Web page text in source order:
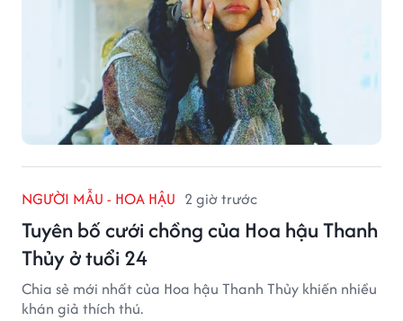
NGƯỜI MẪU - HOA HẬU 2 giờ trước
Tuyên bố cưới chồng của Hoa hậu Thanh
Thủy ở tuổi 24
Chia sẻ mới nhất của Hoa hậu Thanh Thủy khiến nhiều
khán giả thích thú.